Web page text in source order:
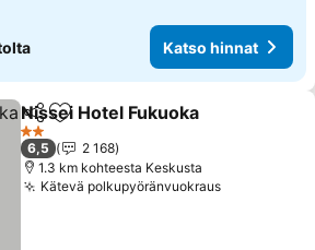
Katso hinnat
Jaa Lisää suosikkeihin
Nissei Hotel Fukuoka
2 Tähtiluokitus
6,5
2 168
1.3 km kohteesta Keskusta
Kätevä polkupyöränvuokraus